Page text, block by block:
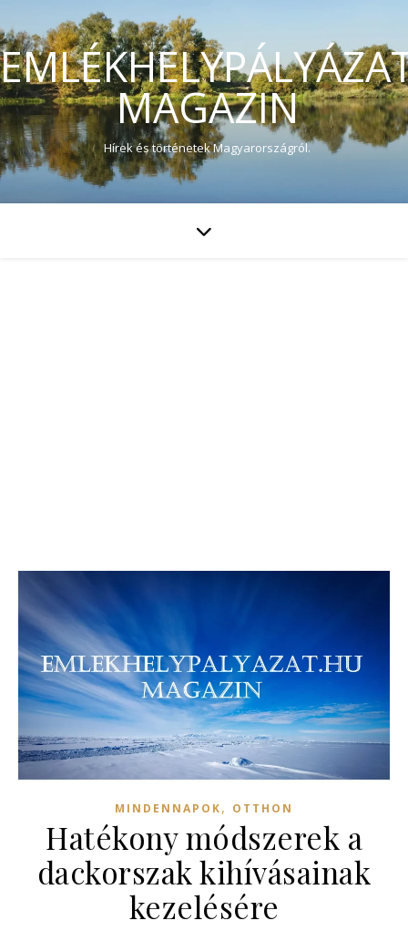
MAGAZIN
Hírek és történetek Magyarországról.
MINDENNAPOK, OTTHON
Hatékony módszerek a
dackorszak kihívásainak
kezelésére